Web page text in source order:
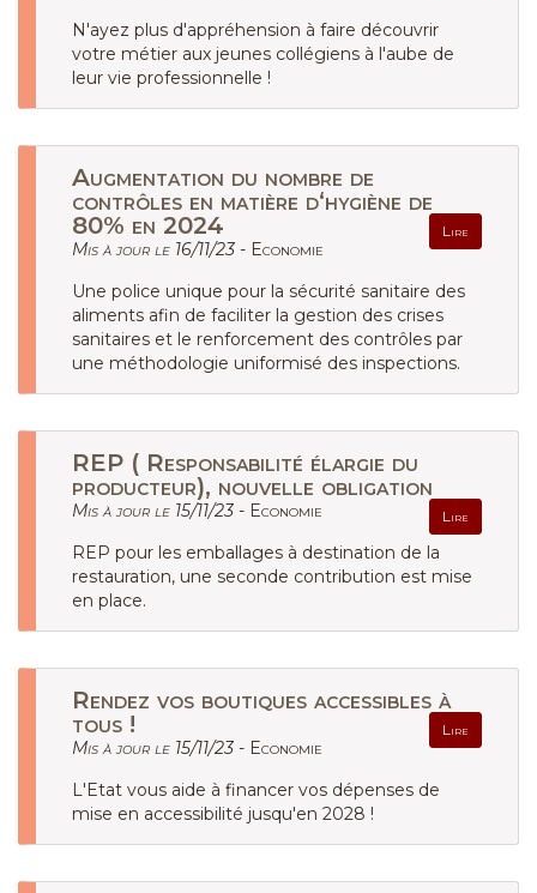
N'ayez plus d'appréhension à faire découvrir
votre métier aux jeunes collégiens à l'aube de
leur vie professionnelle !
Augmentation du nombre de
contrôles en matière d‘hygiène de
80% en 2024
Lire
Mis à jour le 16/11/23 - Economie
Une police unique pour la sécurité sanitaire des
aliments afin de faciliter la gestion des crises
sanitaires et le renforcement des contrôles par
une méthodologie uniformisé des inspections.
REP ( Responsabilité élargie du
producteur), nouvelle obligation
Lire
Mis à jour le 15/11/23 - Economie
REP pour les emballages à destination de la
restauration, une seconde contribution est mise
en place.
Rendez vos boutiques accessibles à
tous !
Lire
Mis à jour le 15/11/23 - Economie
L'Etat vous aide à financer vos dépenses de
mise en accessibilité jusqu'en 2028 !